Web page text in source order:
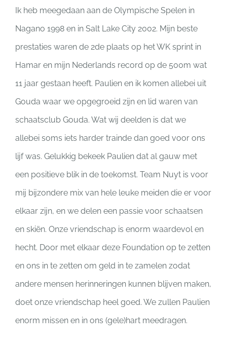
Ik heb meegedaan aan de Olympische Spelen in
Nagano 1998 en in Salt Lake City 2002. Mijn beste
prestaties waren de 2de plaats op het WK sprint in
Hamar en mijn Nederlands record op de 500m wat
11 jaar gestaan heeft. Paulien en ik komen allebei uit
Gouda waar we opgegroeid zijn en lid waren van
schaatsclub Gouda. Wat wij deelden is dat we
allebei soms iets harder trainde dan goed voor ons
lijf was. Gelukkig bekeek Paulien dat al gauw met
een positieve blik in de toekomst. Team Nuyt is voor
mij bijzondere mix van hele leuke meiden die er voor
elkaar zijn, en we delen een passie voor schaatsen
en skiën. Onze vriendschap is enorm waardevol en
hecht. Door met elkaar deze Foundation op te zetten
en ons in te zetten om geld in te zamelen zodat
andere mensen herinneringen kunnen blijven maken,
doet onze vriendschap heel goed. We zullen Paulien
enorm missen en in ons (gele)hart meedragen.